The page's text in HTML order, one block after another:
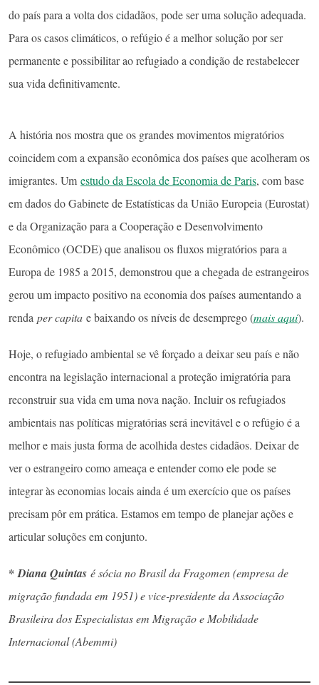
do país para a volta dos cidadãos, pode ser uma solução adequada.
Para os casos climáticos, o refúgio é a melhor solução por ser
permanente e possibilitar ao refugiado a condição de restabelecer
sua vida definitivamente.
A história nos mostra que os grandes movimentos migratórios
coincidem com a expansão econômica dos países que acolheram os
imigrantes. Um estudo da Escola de Economia de Paris, com base
em dados do Gabinete de Estatísticas da União Europeia (Eurostat)
e da Organização para a Cooperação e Desenvolvimento
Econômico (OCDE) que analisou os fluxos migratórios para a
Europa de 1985 a 2015, demonstrou que a chegada de estrangeiros
gerou um impacto positivo na economia dos países aumentando a
renda per capita e baixando os níveis de desemprego (mais aqui).
Hoje, o refugiado ambiental se vê forçado a deixar seu país e não
encontra na legislação internacional a proteção imigratória para
reconstruir sua vida em uma nova nação. Incluir os refugiados
ambientais nas políticas migratórias será inevitável e o refúgio é a
melhor e mais justa forma de acolhida destes cidadãos. Deixar de
ver o estrangeiro como ameaça e entender como ele pode se
integrar às economias locais ainda é um exercício que os países
precisam pôr em prática. Estamos em tempo de planejar ações e
articular soluções em conjunto.
* Diana Quintas é sócia no Brasil da Fragomen (empresa de
migração fundada em 1951) e vice-presidente da Associação
Brasileira dos Especialistas em Migração e Mobilidade
Internacional (Abemmi)